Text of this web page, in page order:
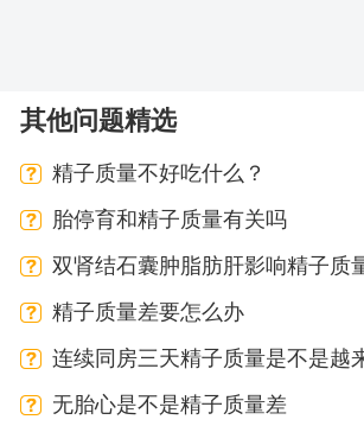
其他问题精选
精子质量不好吃什么？
胎停育和精子质量有关吗
双肾结石囊肿脂肪肝影响精子质
精子质量差要怎么办
连续同房三天精子质量是不是越
无胎心是不是精子质量差